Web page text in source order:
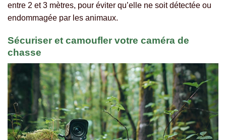
entre 2 et 3 mètres, pour éviter qu’elle ne soit détectée ou
endommagée par les animaux.
Sécuriser et camoufler votre caméra de
chasse